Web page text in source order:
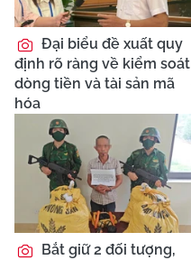
Đại biểu đề xuất quy
định rõ ràng về kiểm soát
dòng tiền và tài sản mã
hóa
Bắt giữ 2 đối tượng,